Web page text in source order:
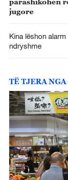
jugore
Kina lëshon
ndryshme
TË TJERA NGA